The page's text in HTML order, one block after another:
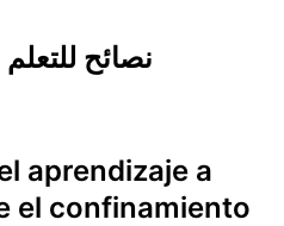
6 نصائح
aprendizaje a
el confinamiento